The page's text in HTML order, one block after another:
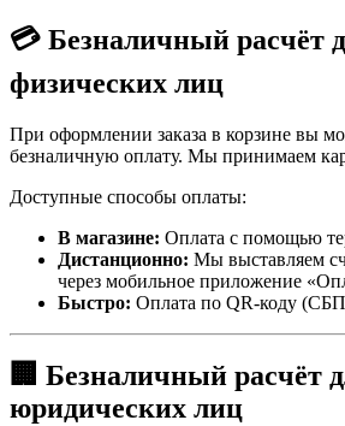
💳 Безналичный расчёт
физических лиц
При оформлении заказа в корзине вы
безналичную оплату. Мы принимаем
Доступные способы оплаты:
В магазине: Оплата с помощью
Дистанционно: Мы выставляем
через мобильное приложение
Быстро: Оплата по QR-коду
🏢 Безналичный расчёт
юридических лиц